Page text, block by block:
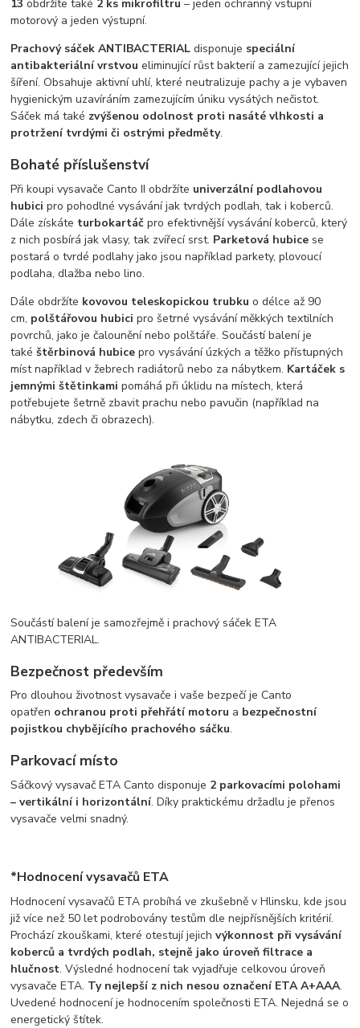
13 obdržíte také 2 ks mikrofiltru – jeden ochranný vstupní
motorový a jeden výstupní.
Prachový sáček ANTIBACTERIAL disponuje speciální
antibakteriální vrstvou eliminující růst bakterií a zamezující jejich
šíření. Obsahuje aktivní uhlí, které neutralizuje pachy a je vybaven
hygienickým uzavíráním zamezujícím úniku vysátých nečistot.
Sáček má také zvýšenou odolnost proti nasáté vlhkosti a
protržení tvrdými či ostrými předměty.
Bohaté příslušenství
Při koupi vysavače Canto II obdržíte univerzální podlahovou
hubici pro pohodlné vysávání jak tvrdých podlah, tak i koberců.
Dále získáte turbokartáč pro efektivnější vysávání koberců, který
z nich posbírá jak vlasy, tak zvířecí srst. Parketová hubice se
postará o tvrdé podlahy jako jsou například parkety, plovoucí
podlaha, dlažba nebo lino.
Dále obdržíte kovovou teleskopickou trubku o délce až 90
cm, polštářovou hubici pro šetrné vysávání měkkých textilních
povrchů, jako je čalounění nebo polštáře. Součástí balení je
takéštěrbinová hubice pro vysávání úzkých a těžko přístupných
míst například v žebrech radiátorů nebo za nábytkem. Kartáček s
jemnými štětinkami pomáhá při úklidu na místech, která
potřebujete šetrně zbavit prachu nebo pavučin (například na
nábytku, zdech či obrazech).
Součástí balení je samozřejmě i prachový sáček ETA
ANTIBACTERIAL.
Bezpečnost především
Pro dlouhou životnost vysavače i vaše bezpečí je Canto
opatřen ochranou proti přehřátí motoru a bezpečnostní
pojistkou chybějícího prachového sáčku.
Parkovací místo
Sáčkový vysavač ETA Canto disponuje 2 parkovacími polohami
– vertikální i horizontální. Díky praktickému držadlu je přenos
vysavače velmi snadný.
*Hodnocení vysavačů ETA
Hodnocení vysavačů ETA probíhá ve zkušebně v Hlinsku, kde jsou
již více než 50 let podrobovány testům dle nejpřísnějších kritérií.
Prochází zkouškami, které otestují jejichvýkonnost při vysávání
koberců a tvrdých podlah, stejně jako úroveň filtrace a
hlučnost. Výsledné hodnocení tak vyjadřuje celkovou úroveň
vysavače ETA. Ty nejlepší z nich nesou označení ETA A+AAA.
Uvedené hodnocení je hodnocením společnosti ETA. Nejedná se o
energetický štítek.